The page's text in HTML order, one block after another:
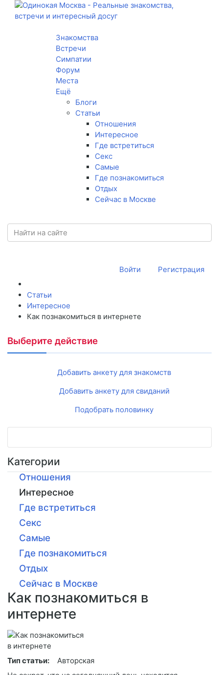
Toggle navigation
Знакомства
Встречи
Симпатии
Форум
Места
Ещё
Блоги
Статьи
Отношения
Интересное
Где встретиться
Секс
Самые
Где познакомиться
Отдых
Сейчас в Москве
Войти Регистрация
Статьи
Интересное
Как познакомиться в интернете
Выберите действие
Добавить анкету для знакомств
Добавить анкету для свиданий
Подобрать половинку
Категории
Отношения
Интересное
Где встретиться
Секс
Самые
Где познакомиться
Отдых
Сейчас в Москве
Как познакомиться в
интернете
Тип статьи:
Авторская